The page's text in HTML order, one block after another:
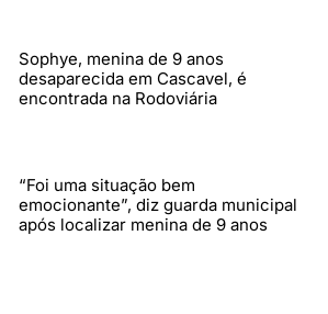
Sophye, menina de 9 anos
desaparecida em Cascavel, é
encontrada na Rodoviária
“Foi uma situação bem
emocionante”, diz guarda municipal
após localizar menina de 9 anos